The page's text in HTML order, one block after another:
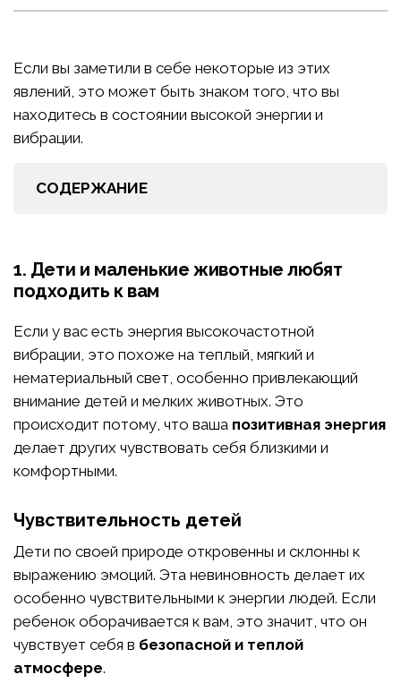
Если вы заметили в себе некоторые из этих
явлений, это может быть знаком того, что вы
находитесь в состоянии высокой энергии и
вибрации.
СОДЕРЖАНИЕ
1. Дети и маленькие животные любят
подходить к вам
Если у вас есть энергия высокочастотной
вибрации, это похоже на теплый, мягкий и
нематериальный свет, особенно привлекающий
внимание детей и мелких животных. Это
происходит потому, что ваша позитивная энергия
делает других чувствовать себя близкими и
комфортными.
Чувствительность детей
Дети по своей природе откровенны и склонны к
выражению эмоций. Эта невиновность делает их
особенно чувствительными к энергии людей. Если
ребенок оборачивается к вам, это значит, что он
чувствует себя в безопасной и теплой
атмосфере.